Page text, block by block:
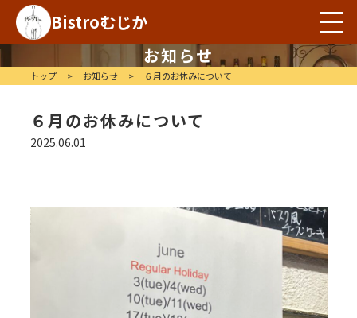
Bistroむじか
お知らせ
トップ> お知らせ > ６月のお休みについて
６月のお休みについて
2025.06.01